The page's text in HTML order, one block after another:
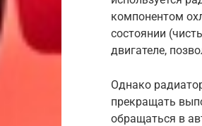
компонентом
состоянии
двигателе,
Однако
прекращать
обращаться в